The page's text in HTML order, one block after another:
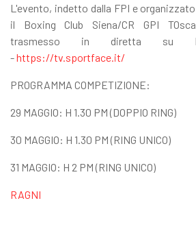
L'evento, indetto dalla FPI e
il Boxing Club Siena/CR GPI
trasmesso in diretta su
-https://tv.sportface.it/
PROGRAMMA COMPETIZIONE:
29 MAGGIO: H 1.30 PM (DOPPIO RING)
30 MAGGIO: H 1.30 PM (RING UNICO)
31 MAGGIO: H 2 PM (RING UNICO)
RAGNI